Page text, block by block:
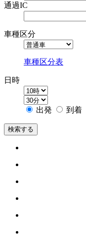
通過IC
車種区分
車種区分表
日時
出発 到着